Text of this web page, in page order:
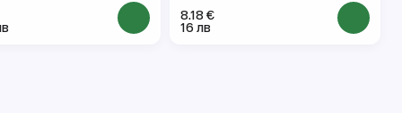
8.18 €
16 лв